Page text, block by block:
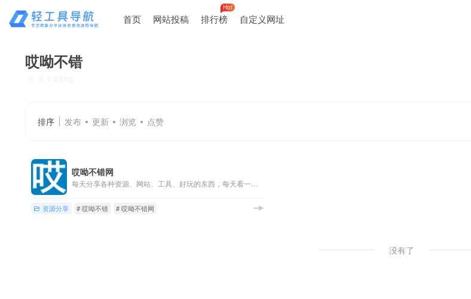
首页 网站投稿 排行榜
Hot
自定义网址
哎呦不错
排序 发布 更新 浏览 点赞
哎呦不错网
资源分享 # 哎呦不错 # 哎呦不错网
没有了